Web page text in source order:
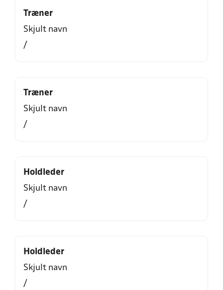
Træner
Skjult navn
/
Træner
Skjult navn
/
Holdleder
Skjult navn
/
Holdleder
Skjult navn
/